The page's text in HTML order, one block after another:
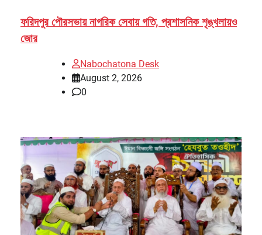
ফরিদপুর পৌরসভায় নাগরিক সেবায় গতি, প্রশাসনিক শৃঙ্খলায়ও
জোর
Nabochatona Desk
August 2, 2026
0